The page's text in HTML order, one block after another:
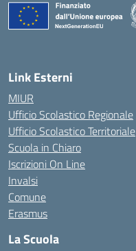
Link Esterni
MIUR
Ufficio Scolastico Regionale
Ufficio Scolastico Territoriale
Scuola in Chiaro
Iscrizioni On Line
Invalsi
Comune
Erasmus
La Scuola